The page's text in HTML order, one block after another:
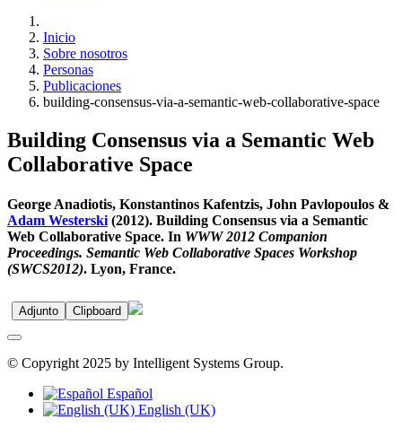
Inicio
Sobre nosotros
Personas
Publicaciones
building-consensus-via-a-semantic-web-collaborative-space
Building Consensus via a Semantic Web
Collaborative Space
George Anadiotis, Konstantinos Kafentzis, John Pavlopoulos &
Adam Westerski (2012). Building Consensus via a Semantic
Web Collaborative Space. In WWW 2012 Companion
Proceedings. Semantic Web Collaborative Spaces Workshop
(SWCS2012). Lyon, France.
Adjunto Clipboard
© Copyright 2025 by Intelligent Systems Group.
Español
English (UK)